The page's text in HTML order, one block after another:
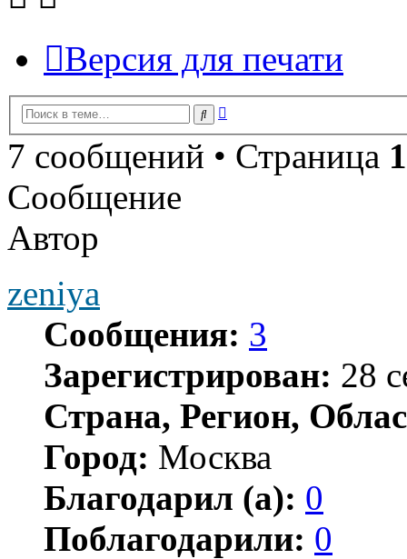
Версия для печати
Поиск
7 сообщений • Страница 1
Сообщение
Автор
zeniya
Сообщения: 3
Зарегистрирован: 28
Страна, Регион,
Город: Москва
Благодарил (а): 0
Поблагодарили: 0